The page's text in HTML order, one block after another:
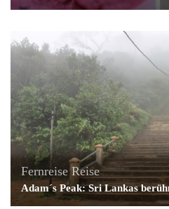
Fernreise Reise
Adam´s Peak: Sri Lankas